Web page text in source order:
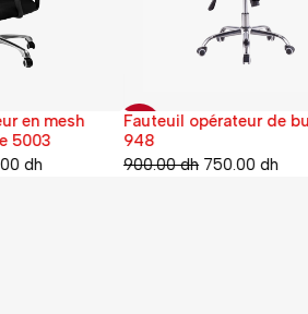
mesh
Fauteuil opérateur de bureau
900.00dh 750.00dh